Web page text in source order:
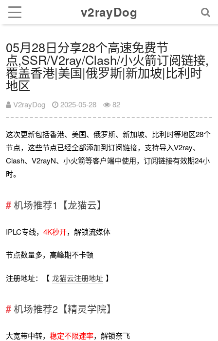
v2rayDog
05月28日分享28个高速免费节
点,SSR/V2ray/Clash/小火箭订阅链接,
覆盖香港|美国|俄罗斯|新加坡|比利时
地区
V2rayDog 2025-05-28 82
这次更新包括香港、美国、俄罗斯、新加坡、比利时等地区28个
节点，这些节点已经全部添加到订阅链接，支持导入V2ray、
Clash、V2rayN、小火箭等客户端中使用，订阅链接有效期24小
时。
机场推荐1【龙猫云】
IPLC专线，4K秒开，解锁流媒体
节点数量多，高峰期不卡顿
注册地址：【 龙猫云注册地址 】
机场推荐2【精灵学院】
大宽带中转，稳定不限速率，解锁奈飞